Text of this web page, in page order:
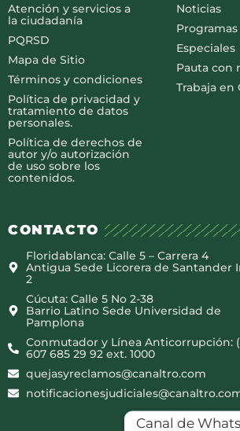
Atención y servicios a
la ciudadanía
PQRSD
Mapa de Sitio
Términos y condiciones
Política de privacidad y
tratamiento de datos
personales.
Política de derechos de
autor y/o autorización
de uso sobre los
contenidos.
Noticias
Programas
Especiales
Pauta con
Trabaja en
CONTACTO
Floridablanca: Calle 5 – Carrera 4
Antigua Sede Licorera de Santander
2
Cúcuta: Calle 5 No 2-38
Barrio Latino Sede Universidad de
Pamplona
Conmutador y Línea Anticorrupción:
607 685 29 92 ext. 1000
quejasyreclamos@canaltro.com
Canal de